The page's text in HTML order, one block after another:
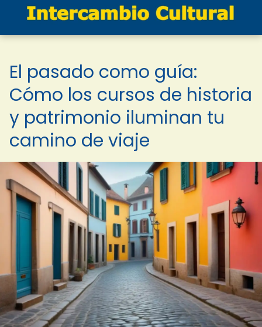
El pasado como guía:
Cómo los cursos de historia
y patrimonio iluminan tu
camino de viaje